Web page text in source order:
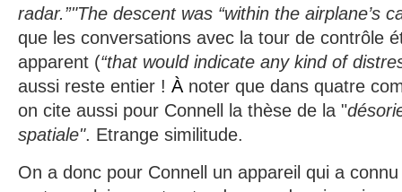
radar.”"The descent was “within the airplane’s
que les conversations avec la tour de contrôle
apparent (“that would indicate any kind of
aussi reste entier ! À noter que dans quatre
on cite aussi pour Connell la thèse de la "
spatiale". Etrange similitude.
On a donc pour Connell un appareil qui a